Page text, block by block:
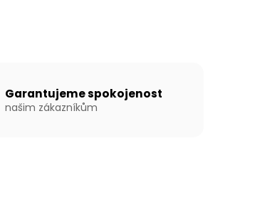
Garantujeme spokojenost
našim zákazníkům